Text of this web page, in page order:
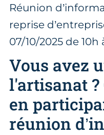
Réunion
reprise
07/10/2025 de 10h
Vous avez
l'artisanat ?
en
réunion